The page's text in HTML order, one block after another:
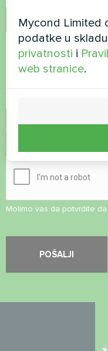
Komentar
Sigurnosna provjera*
Molimo vas da potvrdite
Mycond Limited
podatke u
privatnosti i
web stranice.